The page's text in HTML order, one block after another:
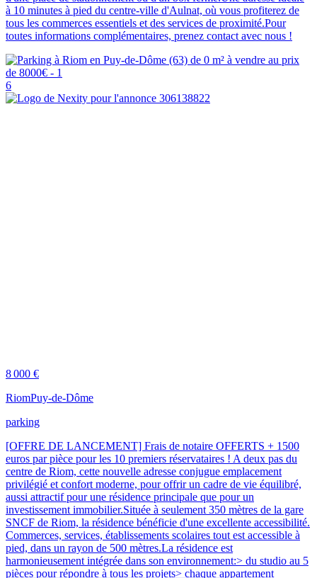
à 10 minutes à pied du centre-ville d'Aulnat, où vous profiterez de
tous les commerces essentiels et des services de proximité.Pour
toutes informations complémentaires, prenez contact avec nous !
6
8 000 €
RiomPuy-de-Dôme
parking
[OFFRE DE LANCEMENT] Frais de notaire OFFERTS + 1500
euros par pièce pour les 10 premiers réservataires ! A deux pas du
centre de Riom, cette nouvelle adresse conjugue emplacement
privilégié et confort moderne, pour offrir un cadre de vie équilibré,
aussi attractif pour une résidence principale que pour un
investissement immobilier.Située à seulement 350 mètres de la gare
SNCF de Riom, la résidence bénéficie d'une excellente accessibilité.
Commerces, services, établissements scolaires tout est accessible à
pied, dans un rayon de 500 mètres.La résidence est
harmonieusement intégrée dans son environnement:> du studio au 5
pièces pour répondre à tous les projets> chaque appartement